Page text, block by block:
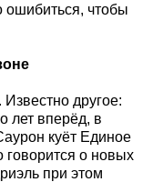
ошибиться, чтобы
другое:
лет вперёд, в
куёт Единое
говорится о новых
при этом